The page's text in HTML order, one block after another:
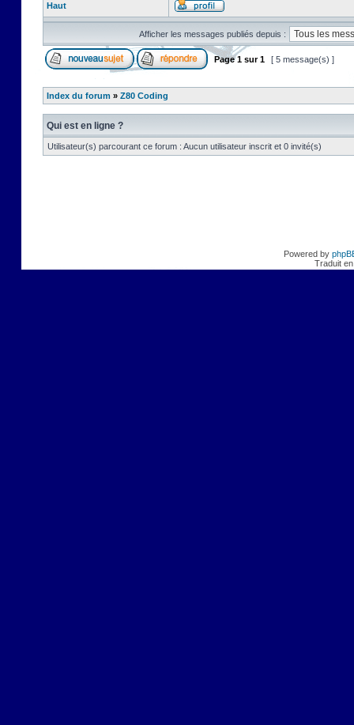
Haut
Afficher les messages publiés depuis :
Page1 sur1 [ 5 message(s) ]
Index du forum » Z80 Coding
Qui est en ligne ?
Utilisateur(s) parcourant ce forum : Aucun utilisateur inscrit et 0 invité(s)
Powered by
Traduit